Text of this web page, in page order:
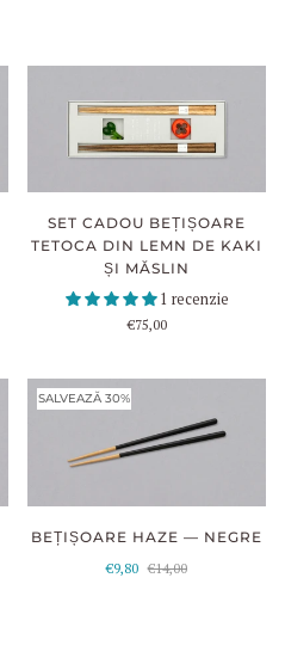
SET CADOU BEȚIȘOARE
TETOCA DIN LEMN DE KAKI
ȘI MĂSLIN
1 recenzie
€75,00
SALVEAZĂ 30%
BEȚIȘOARE HAZE — NEGRE
€9,80 €14,00